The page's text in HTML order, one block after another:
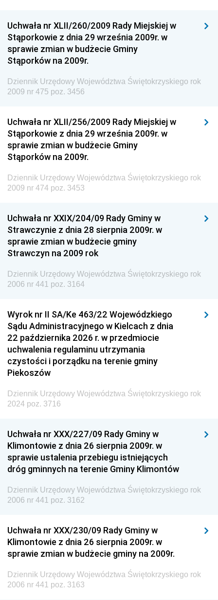
Dziennik Urzędowy Ministra Spraw Zagranicznych
Dziennik Urzędowy Centralnego Biura
Antykorupcyjnego
Wewnętrznego
Dziennik Urzędowy Urzędu Patentowego
Dziennik Urzędowy Generalnej Dyrekcji Dróg
Krajowych i Autostrad
Dziennik Urzędowy Ministra Środowiska
Dziennik Urzędowy Ministra Edukacji
Dziennik Urzędowy Ministra Przemysłu
Dziennik Urzędowy Ministra Finansów i Gospodarki
Dziennik Urzędowy Ministra do Spraw Unii
Dziennik Urzędowy Agencji Wywiadu
Uchwała nr XLII/260/2009 Rady Miejskiej w
Stąporkowie z dnia 29 września 2009r. w
sprawie zmian w budżecie Gminy
Stąporków na 2009r.
Dziennik Urzędowy Województwa Świętokrzyskiego rok
2009 nr 475 poz. 3456
Uchwała nr XLII/256/2009 Rady Miejskiej w
Stąporkowie z dnia 29 września 2009r. w
sprawie zmian w budżecie Gminy
Stąporków na 2009r.
Dziennik Urzędowy Województwa Świętokrzyskiego rok
2009 nr 474 poz. 3453
Uchwała nr XXIX/204/09 Rady Gminy w
Strawczynie z dnia 28 sierpnia 2009r. w
sprawie zmian w budżecie gminy
Strawczyn na 2009 rok
Dziennik Urzędowy Województwa Świętokrzyskiego rok
2006 nr 441 poz. 3164
Wyrok nr II SA/Ke 463/22 Wojewódzkiego
Sądu Administracyjnego w Kielcach z dnia
22 października 2026 r. w przedmiocie
uchwalenia regulaminu utrzymania
czystości i porządku na terenie gminy
Piekoszów
Dziennik Urzędowy Województwa Świętokrzyskiego rok
2024 poz. 3716
Uchwała nr XXX/227/09 Rady Gminy w
Klimontowie z dnia 26 sierpnia 2009r. w
sprawie ustalenia przebiegu istniejących
dróg gminnych na terenie Gminy Klimontów
Dziennik Urzędowy Województwa Świętokrzyskiego rok
2006 nr 441 poz. 3162
Uchwała nr XXX/230/09 Rady Gminy w
Klimontowie z dnia 26 sierpnia 2009r. w
sprawie zmian w budżecie gminy na 2009r.
Dziennik Urzędowy Województwa Świętokrzyskiego rok
2006 nr 441 poz. 3163